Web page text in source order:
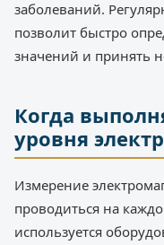
заболеваний.
позволит быстро
значений и принять
Когда
уровня
Измерение
проводиться на
используется